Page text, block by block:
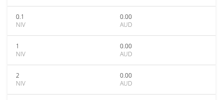
0.1
NIV
0.00
AUD
1
NIV
0.00
AUD
2
NIV
0.00
AUD